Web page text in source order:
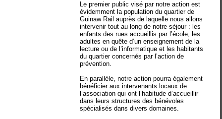
Le premier public visé par notre action est
évidemment la population du quartier de
Guinaw Rail auprès de laquelle nous allons
intervenir tout au long de notre séjour : les
enfants des rues accueillis par l’école, les
adultes en quête d’un enseignement de la
lecture ou de l’informatique et les habitants
du quartier concernés par l’action de
prévention.
En parallèle, notre action pourra également
bénéficier aux intervenants locaux de
l’association qui ont l’habitude d’accueillir
dans leurs structures des bénévoles
spécialisés dans divers domaines.